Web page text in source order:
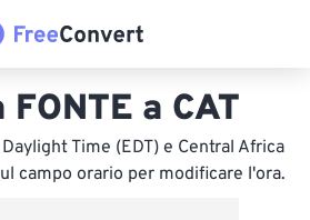
FONTE a CAT
Time (EDT) e Central Africa
campo orario per modificare l'ora.